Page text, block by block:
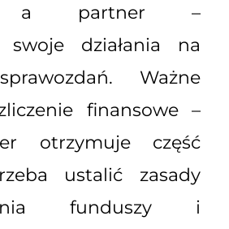
a partner –
swoje działania na
Ważne
finansowe –
otrzymuje część
ustalić zasady
funduszy i